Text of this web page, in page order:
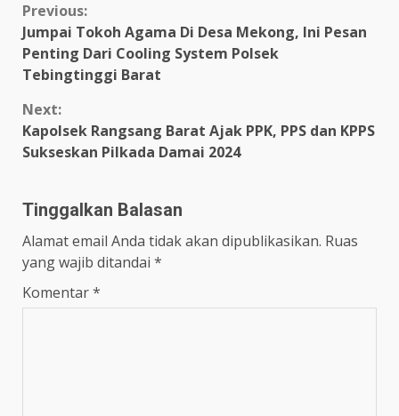
Continue
Reading
Previous:
Jumpai Tokoh Agama Di Desa Mekong, Ini Pesan
Penting Dari Cooling System Polsek
Tebingtinggi Barat
Next:
Kapolsek Rangsang Barat Ajak PPK, PPS dan KPPS
Sukseskan Pilkada Damai 2024
Tinggalkan Balasan
Alamat email Anda tidak akan dipublikasikan. Ruas
yang wajib ditandai *
Komentar*